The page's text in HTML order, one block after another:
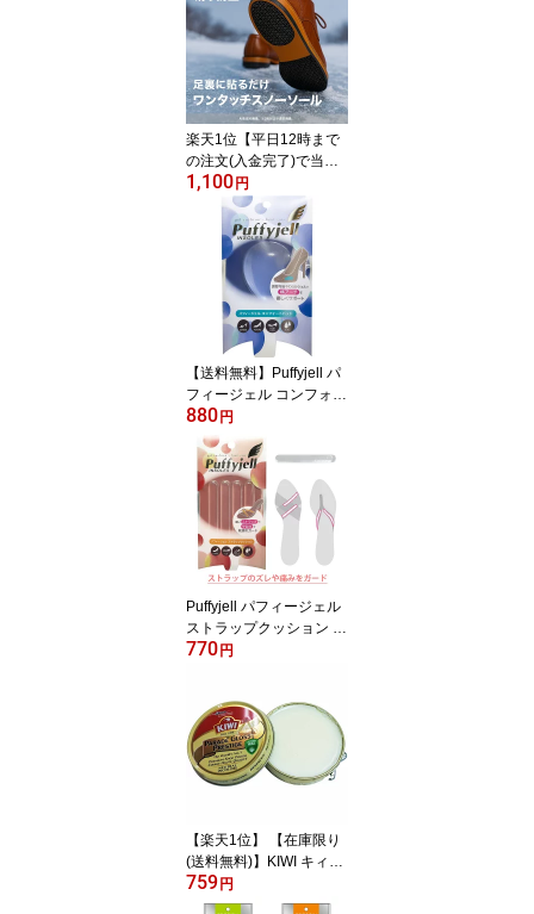
イズ Lサイズ LLサイズ
ブーツ スニーカー 靴の
中敷き インソール パン
プス 中敷き レディース
靴の中敷き レディース
靴の中敷
楽天1位【平日12時まで
の注文(入金完了)で当日
出荷】ワンタッチスノー
ソール 男女兼用 ソール
＆ヒールセット フリーサ
イズ 1足(左右)分 ソール
プロテクター 簡単装着
雪 靴底 滑り止め 雪道 坂
道 急こう配 メンズ レデ
ィース 登山 アウトドア
日本製
1,100 円
【送料無料】Puffyjell パ
フィージェル コンフォー
トパッド 中足骨パッド
横アーチ 外反母趾 クッ
ション ジェル パンプス
靴 中敷 インソール ポリ
ウレタン クリアパッド
足サポート フットケア
軽量インソール 通気性イ
ンソール 横アーチ 中足
骨 痛み
880 円
Puffyjell パフィージェル
ストラップクッション 靴
ずれ防止 靴擦れ防止 サ
カバー クリアタイプ 靴
擦れ しない パンプス 靴
擦れ防止 サンダル サン
ダル 靴擦れ 靴擦れ 防止
770 円
【楽天1位】 【在庫限り
(送料無料)】KIWI キィウ
ィ PARADE GLOSS パレ
ードグロス 【ニュートラ
759 円